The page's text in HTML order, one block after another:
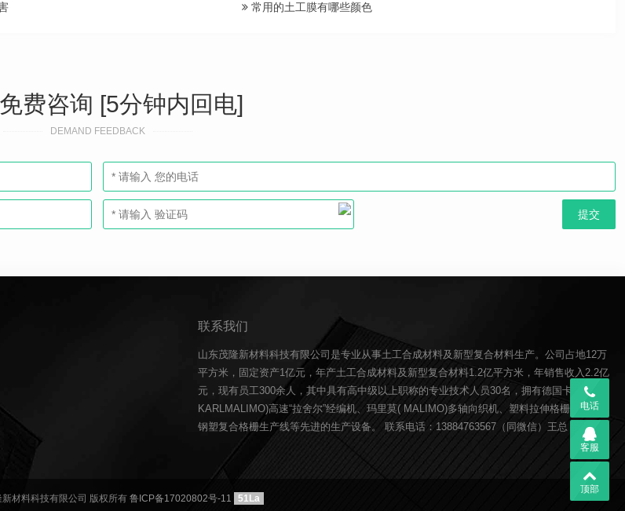
常用的土工膜有哪些颜色
费咨询 [5分钟内回电]
DEMAND FEEDBACK
联系我们
山东茂隆新材料科技有限公司是专业从事土工合成材料及新型复合材料生产。公司占地12万
平方米，固定资产1亿元，年产土工合成材料及新型复合材料1.2亿平方米，年销售收入2.2亿
元，现有员工300余人，其中具有高中级以上职称的专业技术人员30名，拥有德国卡尔迈耶(
KARLMALIMO)高速“拉舍尔”经编机、玛里莫( MALIMO)多轴向织机、塑料拉伸格栅生产线、
钢塑复合格栅生产线等先进的生产设备。 联系电话：13884763567（同微信）王总
材料科技有限公司 版权所有 鲁ICP备17020802号-11 51La
电话
客服
顶部